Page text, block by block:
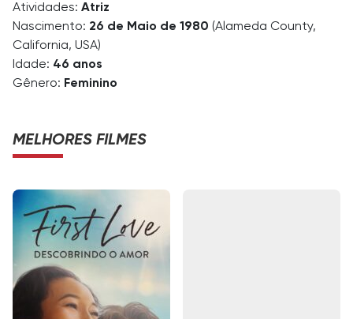
Atividades: Atriz
Nascimento: 26 de Maio de 1980 (Alameda County,
California, USA)
Idade: 46 anos
Gênero: Feminino
MELHORES FILMES